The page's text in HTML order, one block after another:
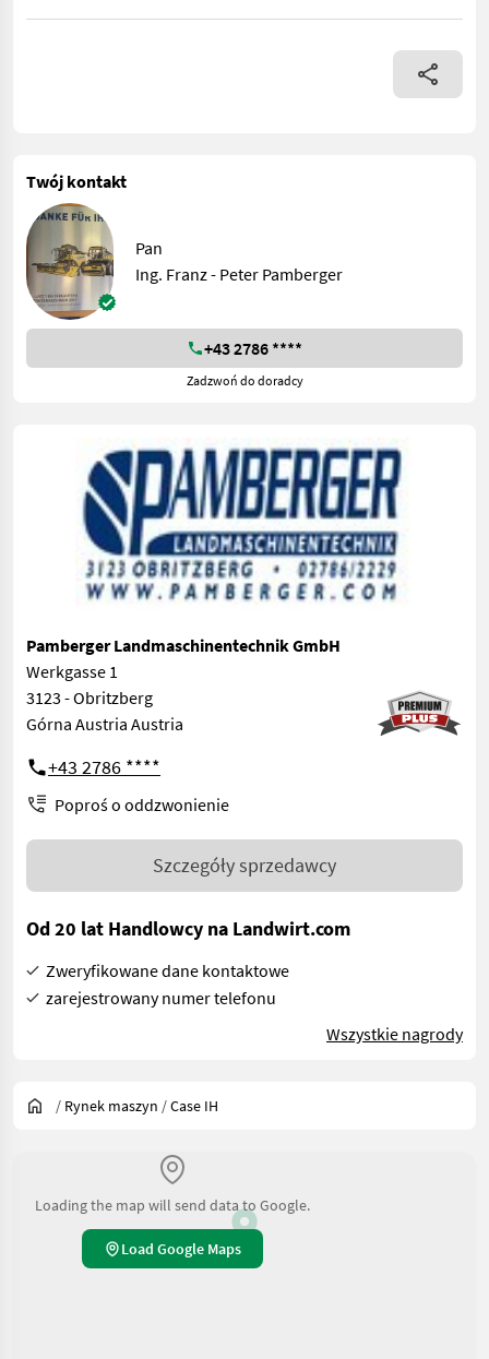
Schneidwerk, Vario, Schneidwerkswagen, Rapsmesser
Twój kontakt
Pan
Ing. Franz - Peter Pamberger
+43 2786 ****
Zadzwoń do doradcy
Pamberger Landmaschinentechnik GmbH
Werkgasse 1
3123 - Obritzberg
Górna Austria Austria
+43 2786 ****
Poproś o oddzwonienie
Szczegóły sprzedawcy
Od 20 lat Handlowcy na Landwirt.com
Zweryfikowane dane kontaktowe
zarejestrowany numer telefonu
Wszystkie nagrody
/ Rynek maszyn /Case IH
Loading the map will send data to Google.
Load Google Maps